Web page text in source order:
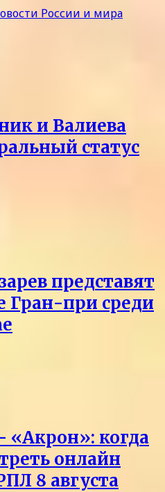
и Валиева
статус
представят
Гран-при среди
когда
онлайн
8 августа